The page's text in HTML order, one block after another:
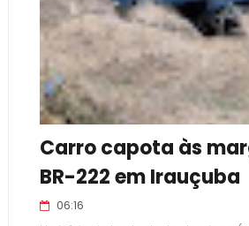
Carro capota às
BR-222 em Irauçuba
06:16